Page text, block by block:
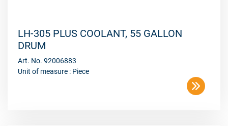
LH-305 PLUS COOLANT, 55 GALLON
DRUM
Art. No. 92006883
Unit of measure : Piece